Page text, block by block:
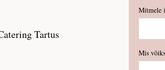
Tartus
Mitmele
Mis